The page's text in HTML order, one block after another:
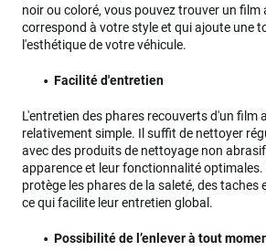
noir ou coloré, vous pouvez trouver un film
correspond à votre style et qui ajoute une
l'esthétique de votre véhicule.
Facilité d'entretien
L'entretien des phares recouverts d'un film
relativement simple. Il suffit de nettoyer
avec des produits de nettoyage non
apparence et leur fonctionnalité
protège les phares de la saleté, des taches
ce qui facilite leur entretien global.
Possibilité de l’enlever à tout